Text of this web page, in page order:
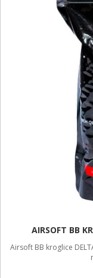
AIRSOFT BB
Airsoft BB kroglice